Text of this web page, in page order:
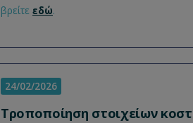
βρείτε εδώ.
24/02/2026
Τροποποίηση στοιχείων